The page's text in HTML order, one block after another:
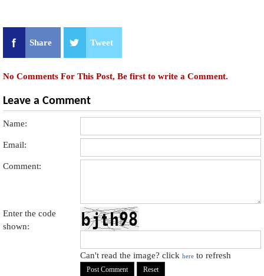
Share Tweet
No Comments For This Post, Be first to write a Comment.
Leave a Comment
Name:
Email:
Comment:
Enter the code
shown:
Can't read the image? clickhere to refresh